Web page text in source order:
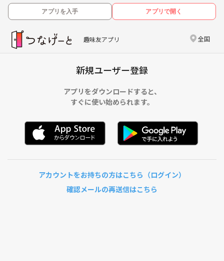
アプリを入手 アプリで開く
趣味友アプリ 全国
新規ユーザー登録
アプリをダウンロードすると、
すぐに使い始められます。
アカウントをお持ちの方はこちら（ログイン）
確認メールの再送信はこちら